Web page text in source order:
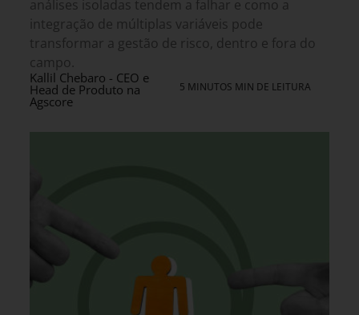
análises isoladas tendem a falhar e como a
integração de múltiplas variáveis pode
transformar a gestão de risco, dentro e fora do
campo.
Kallil Chebaro - CEO e
Head de Produto na
Agscore
5 MINUTOS MIN DE LEITURA